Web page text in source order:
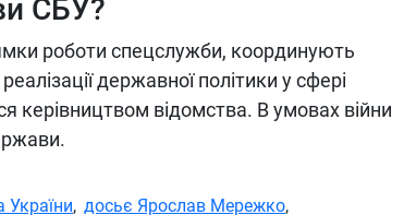
СБУ?
роботи спецслужби, координують
державної політики у сфері
керівництвом відомства. В умовах війни
України, досьє Ярослав Мережко,